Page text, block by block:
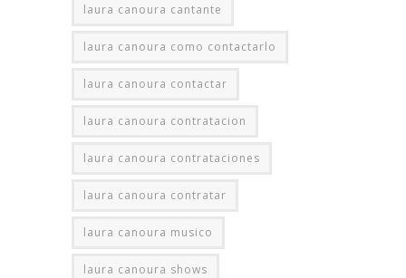
laura canoura cantante
laura canoura como contactarlo
laura canoura contactar
laura canoura contratacion
laura canoura contrataciones
laura canoura contratar
laura canoura musico
laura canoura shows